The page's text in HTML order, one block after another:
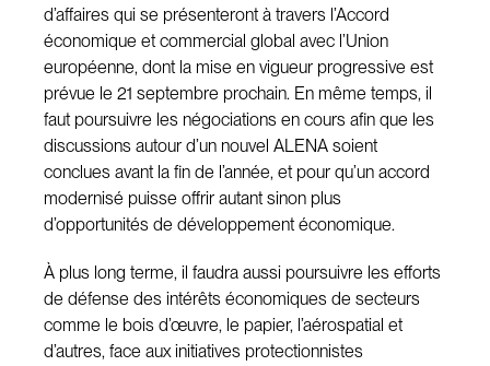
d’affaires qui se présenteront à travers l’Accord
économique et commercial global avec l’Union
européenne, dont la mise en vigueur progressive est
prévue le 21 septembre prochain. En même temps, il
faut poursuivre les négociations en cours afin que les
discussions autour d’un nouvel ALENA soient
conclues avant la fin de l’année, et pour qu’un accord
modernisé puisse offrir autant sinon plus
d’opportunités de développement économique.
À plus long terme, il faudra aussi poursuivre les efforts
de défense des intérêts économiques de secteurs
comme le bois d’œuvre, le papier, l’aérospatial et
d’autres, face aux initiatives protectionnistes